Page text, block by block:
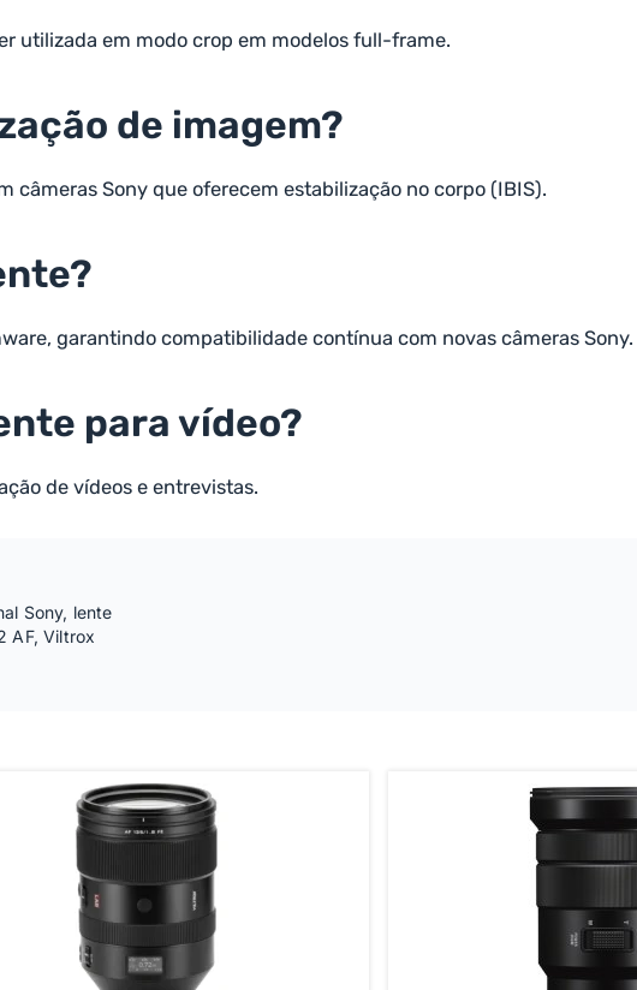
utilizada em modo crop em modelos full-frame.
de imagem?
câmeras Sony que oferecem estabilização no corpo (IBIS).
garantindo compatibilidade contínua com novas câmeras Sony.
para vídeo?
de vídeos e entrevistas.
Sony, lente
AF,Viltrox